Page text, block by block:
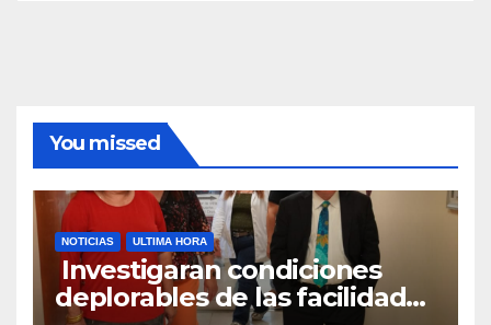
You missed
NOTICIAS ULTIMA HORA
Investigaran condiciones
deplorables de las facilidades